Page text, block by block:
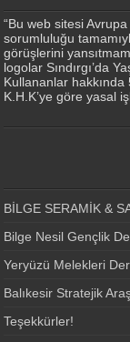
“Bu web sitesi
sorumluluğu
görüşlerini
logolar Sındırgı’da
Kullananlar hakkında
K.H.K’ye göre yasal
BİLGE SERAMİK &
Bilge Nesil Gençlik
Yeryüzü Melekleri
Balıkesir Stratejik
Teşekkürler!